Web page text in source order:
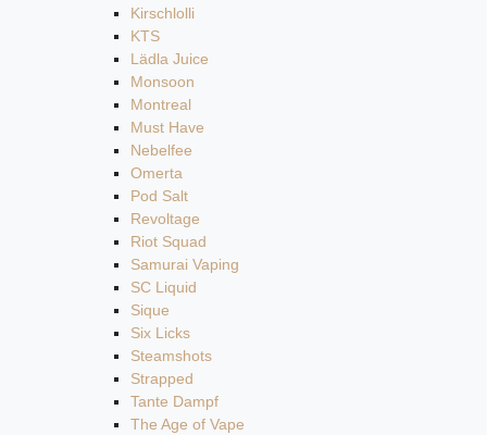
Kirschlolli
KTS
Lädla Juice
Monsoon
Montreal
Must Have
Nebelfee
Omerta
Pod Salt
Revoltage
Riot Squad
Samurai Vaping
SC Liquid
Sique
Six Licks
Steamshots
Strapped
Tante Dampf
The Age of Vape